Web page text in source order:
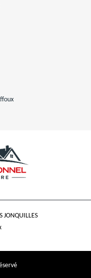
JONQUILLES